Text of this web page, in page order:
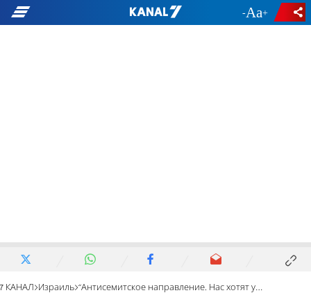
- +
7 КАНАЛ Израиль “Антисемитское направление. Нас хотят уничтожить"